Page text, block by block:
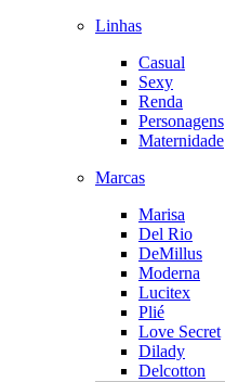
Linhas
Casual
Sexy
Renda
Personagens
Maternidade
Marcas
Marisa
Del Rio
DeMillus
Moderna
Lucitex
Plié
Love Secret
Dilady
Delcotton